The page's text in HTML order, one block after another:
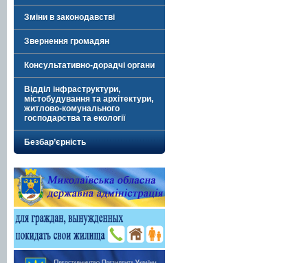
Зміни в законодавстві
Звернення громадян
Консультативно-дорадчі органи
Відділ інфраструктури,
містобудування та архітектури,
житлово-комунального
господарства та екології
Безбар’єрність